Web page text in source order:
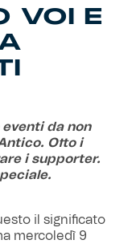
VOI E
da non
Otto i
i supporter.
il significato
mercoledì 9